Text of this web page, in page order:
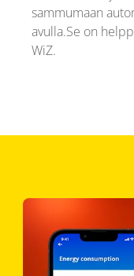
sammumaan
avulla.Se on
WiZ.